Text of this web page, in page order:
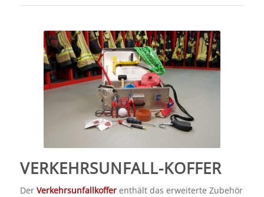
VERKEHRSUNFALL-KOFFER
Der Verkehrsunfallkofferenthält das erweiterte Zubehör